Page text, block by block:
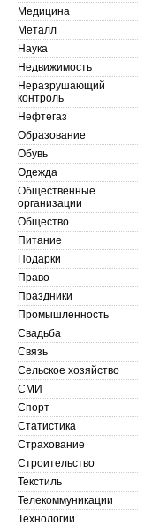
Медицина
Металл
Наука
Недвижимость
Неразрушающий
контроль
Нефтегаз
Образование
Обувь
Одежда
Общественные
организации
Общество
Питание
Подарки
Право
Праздники
Промышленность
Свадьба
Связь
Сельское хозяйство
СМИ
Спорт
Статистика
Страхование
Строительство
Текстиль
Телекоммуникации
Технологии